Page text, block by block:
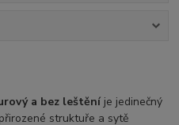
a bez leštění je jedinečný
struktuře a sytě